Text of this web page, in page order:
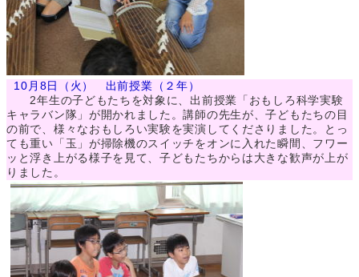
10月8日（火） 出前授業（２年）
2年生の子どもたちを対象に、出前授業「おもしろ科学実験
キャラバン隊」が開かれました。講師の先生が、子どもたちの目
の前で、様々なおもしろい実験を実演してくださりました。とっ
ても重い「玉」が掃除機のスイッチをオンに入れた瞬間、フワー
ッと浮き上がる様子を見て、子どもたちからは大きな歓声が上が
りました。